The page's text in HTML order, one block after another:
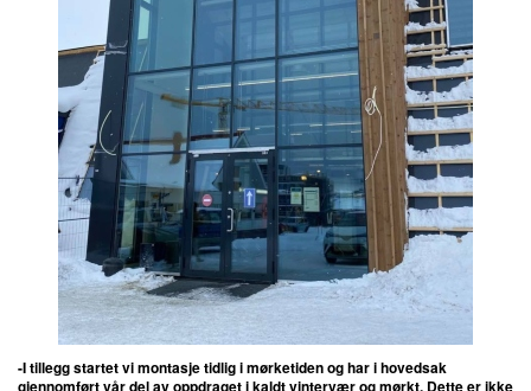
-I tillegg startet vi montasje tidlig i mørketiden og har i hovedsak